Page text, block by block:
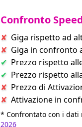
Confronto
Giga rispetto ad
Giga in confronto
Prezzo rispetto
Prezzo rispetto
Prezzo di
Attivazione in
* Confrontato con i dati
2026